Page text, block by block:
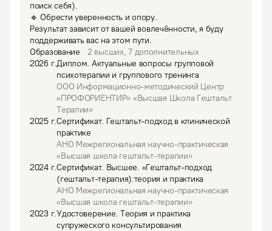
поиск себя).
🔹 Обрести уверенность и опору.
Результат зависит от вашей вовлечённости, я буду
поддерживать вас на этом пути.
Образование
2 высших,7дополнительных
2026г.Диплом. Актуальные вопросы групповой
психотерапии и группового тренинга
ООО Информационно-методический Центр
«ПРОФОРИЕНТИР» «Высшая Школа Гештальт
Терапии»
2025г.Сертификат. Гештальт-подход в клинической
практике
АНО Межрегиональная научно-практическая
«Высшая школа гештальт-терапии»
2024г.Сертификат. Высшее. «Гештальт-подход
(гештальт-терапия):теория и практика
АНО Межрегиональная научно-практическая
«Высшая школа гештальт-терапии»
2023г.Удостоверение. Теория и практика
супружеского консультирования